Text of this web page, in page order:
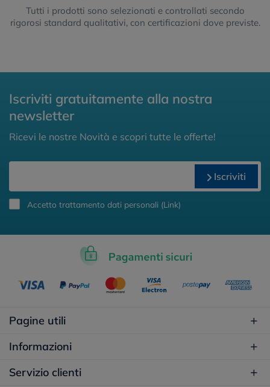
Tutti i prodotti sono selezionati e controllati secondo
rigorosi standard qualitativi, con certificazioni dove previste.
Iscriviti gratuitamente alla nostra
newsletter
Ricevi le nostre Novità e scopri tutte le offerte!
Iscriviti
Accetto trattamento dati personali (Link)
Pagine utili
Informazioni
Servizio clienti